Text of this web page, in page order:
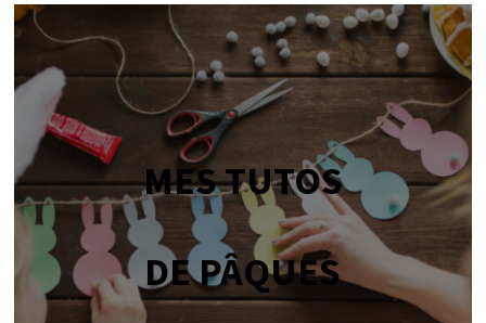
MES TUTOS
DE PÂQUES